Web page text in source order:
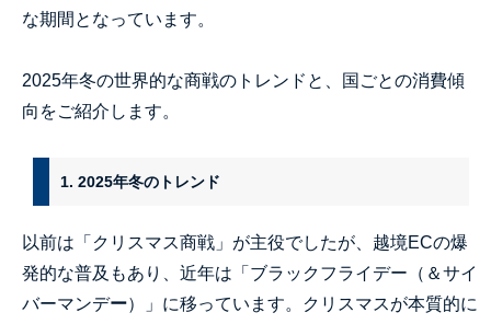
な期間となっています。
2025年冬の世界的な商戦のトレンドと、国ごとの消費傾
向をご紹介します。
1. 2025年冬のトレンド
以前は「クリスマス商戦」が主役でしたが、越境ECの爆
発的な普及もあり、近年は「ブラックフライデー（＆サイ
バーマンデー）」に移っています。クリスマスが本質的に